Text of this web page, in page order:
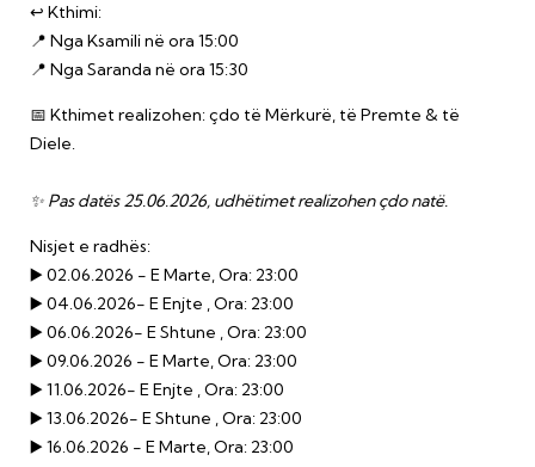
↩️ Kthimi:
📍 Nga Ksamili në ora 15:00
📍 Nga Saranda në ora 15:30
📅 Kthimet realizohen: çdo të Mërkurë, të Premte & të
Diele.
✨ Pas datës 25.06.2026, udhëtimet realizohen çdo natë.
Nisjet e radhës:
▶️ 02.06.2026 - E Marte, Ora: 23:00
▶️ 04.06.2026- E Enjte , Ora: 23:00
▶️06.06.2026- E Shtune , Ora: 23:00
▶️ 09.06.2026 - E Marte, Ora: 23:00
▶️ 11.06.2026- E Enjte , Ora: 23:00
▶️ 13.06.2026- E Shtune , Ora: 23:00
▶️ 16.06.2026 - E Marte, Ora: 23:00